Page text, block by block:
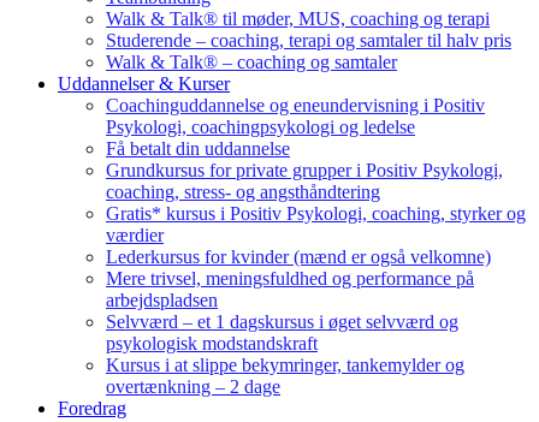
Walk & Talk® til møder, MUS, coaching og terapi
Studerende – coaching, terapi og samtaler til halv pris
Walk & Talk® – coaching og samtaler
Uddannelser & Kurser
Coachinguddannelse og eneundervisning i Positiv
Psykologi, coachingpsykologi og ledelse
Få betalt din uddannelse
Grundkursus for private grupper i Positiv Psykologi,
coaching, stress- og angsthåndtering
Gratis* kursus i Positiv Psykologi, coaching, styrker og
værdier
Lederkursus for kvinder (mænd er også velkomne)
Mere trivsel, meningsfuldhed og performance på
arbejdspladsen
Selvværd – et 1 dagskursus i øget selvværd og
psykologisk modstandskraft
Kursus i at slippe bekymringer, tankemylder og
overtænkning – 2 dage
Foredrag